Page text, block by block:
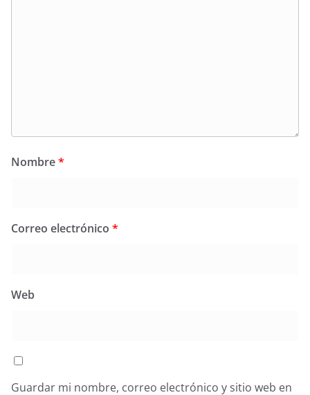
Nombre*
Correo electrónico *
Web
Guardar mi nombre, correo electrónico y sitio web en